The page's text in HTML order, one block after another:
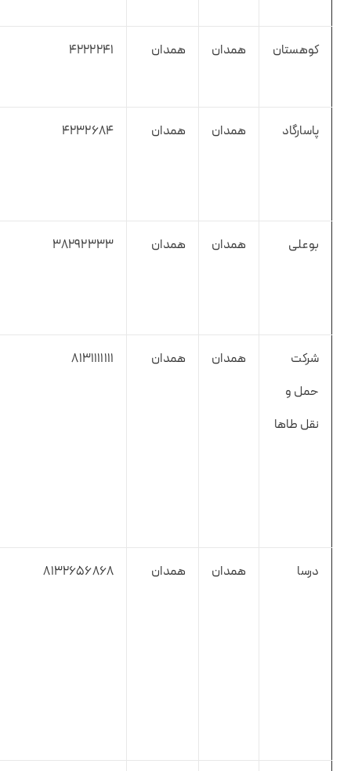
کوهستان همدان همدان 4222241
پاسارگاد همدان همدان 4232684
بوعلی همدان همدان 38292333
شرکت
حمل و
نقل طاها
همدان همدان 8131111111
درسا همدان همدان 8132656868